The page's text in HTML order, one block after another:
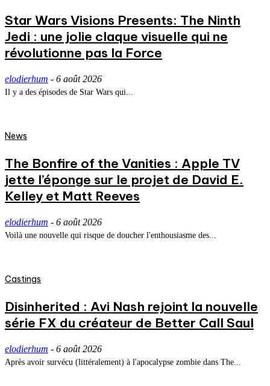
Star Wars Visions Presents: The Ninth
Jedi : une jolie claque visuelle qui ne
révolutionne pas la Force
elodierhum - 6 août 2026
Il y a des épisodes de Star Wars qui...
News
The Bonfire of the Vanities : Apple TV
jette l’éponge sur le projet de David E.
Kelley et Matt Reeves
elodierhum - 6 août 2026
Voilà une nouvelle qui risque de doucher l'enthousiasme des...
Castings
Disinherited : Avi Nash rejoint la nouvelle
série FX du créateur de Better Call Saul
elodierhum - 6 août 2026
Après avoir survécu (littéralement) à l'apocalypse zombie dans The...